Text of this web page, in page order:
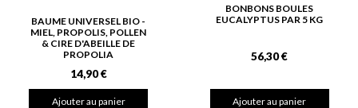
BAUME UNIVERSEL BIO -
MIEL, PROPOLIS, POLLEN
& CIRE D'ABEILLE DE
PROPOLIA
14,90 €
Ajouter au panier
BONBONS BOULES
EUCALYPTUS PAR 5 KG
56,30 €
Ajouter au panier